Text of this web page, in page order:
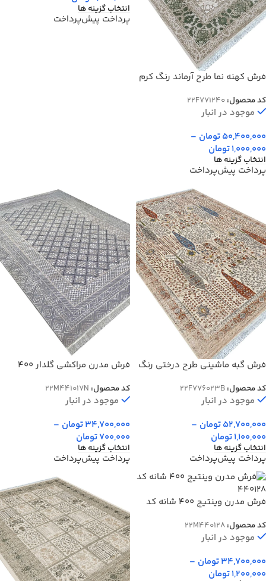
فرش کهنه نما طرح آرماند رنگ کرم
71240
کد محصول:22F771240
موجود در انبار
50,400,000تومان –
1,000,000تومان
انتخاب گزینه ها
پرداخت پیش‌پرداخت
انتخاب گزینه ها
پرداخت پیش‌پرداخت
فرش گبه ماشینی طرح درختی رنگ
کد محصول:22F776023B
موجود در انبار
52,700,000تومان –
1,100,000تومان
انتخاب گزینه ها
پرداخت پیش‌پرداخت
فرش مدرن مراکشی گلدار 400
کد محصول: 22M441017N
موجود در انبار
34,700,000تومان –
700,000تومان
انتخاب گزینه ها
پرداخت پیش‌پرداخت
فرش مدرن وینتیج 400 شانه کد
کد محصول:22M440128
موجود در انبار
34,700,000تومان –
1,200,000تومان